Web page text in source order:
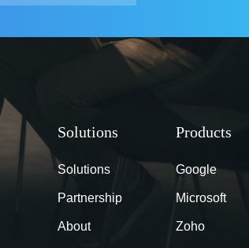
Solutions
Partnership
About
Google
Microsoft
Zoho